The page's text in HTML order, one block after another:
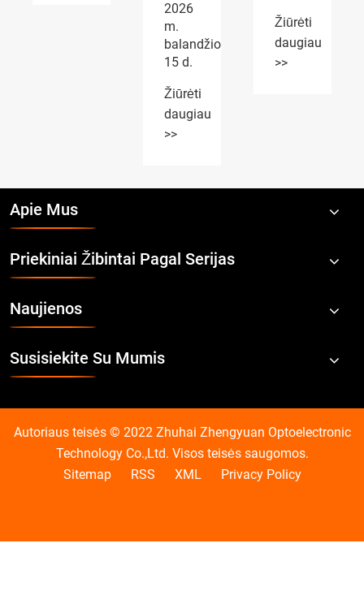
Žiūrėti
daugiau
>>
>>
Apie Mus
Priekiniai Žibintai Pagal Serijas
Naujienos
Susisiekite Su Mumis
Autoriaus teisės © 2022 Zhuhai Zhengyuan Optoelectronic
Technology Co.,Ltd. Visos teisės saugomos.
Sitemap
RSS XML Privacy Policy